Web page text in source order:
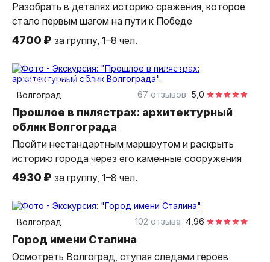
Разобрать в деталях историю сражения, которое
стало первым шагом на пути к Победе
4700 ₽ за группу, 1–8 чел.
2 часа
индивидуальная
Волгоград
5,0
67 отзывов
Прошлое в пилястрах: архитектурный
облик Волгограда
Пройти нестандартным маршрутом и раскрыть
историю города через его каменные сооружения
4930 ₽ за группу, 1–8 чел.
Волгоград 4,96
102 отзыва
Город имени Сталина
Осмотреть Волгоград, ступая следами героев